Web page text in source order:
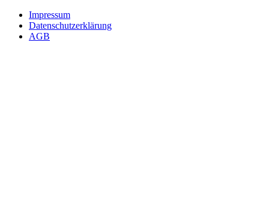
Impressum
Datenschutzerklärung
AGB